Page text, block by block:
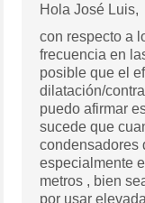
Hola José Luis,
con respecto a
frecuencia en
posible que el
dilatación/
puedo afirmar
sucede que
condensadores
especialmente
metros , bien
por usar